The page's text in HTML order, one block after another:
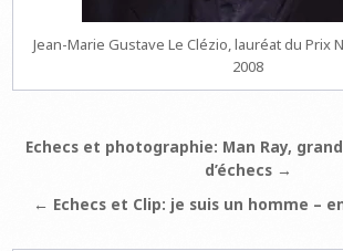
Jean-Marie Gustave Le Clézio, lauréat du Prix
2008
Navigation
l’article
Echecs et photographie: Man Ray,
d’échecs →
← Echecs et Clip: je suis un homme –